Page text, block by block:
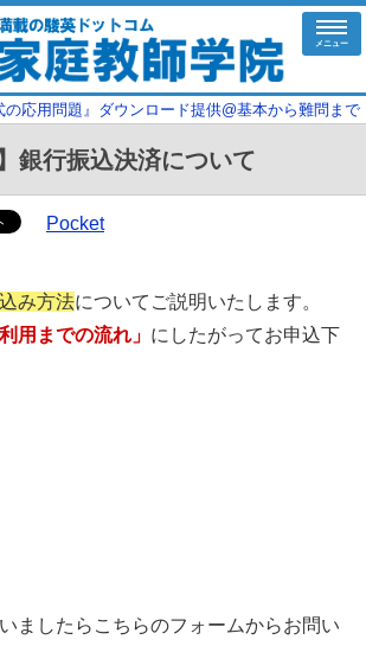
メニュー
の応用問題』ダウンロード提供@基本から難問まで
銀行振込決済について
Pocket
み方法についてご説明いたします。
用までの流れ」 にしたがってお申込下
ましたらこちらのフォームからお問い